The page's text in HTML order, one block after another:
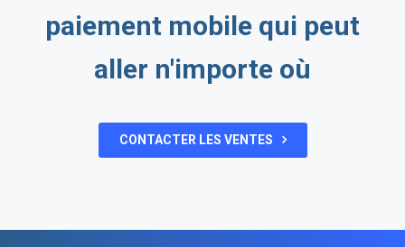
paiement mobile qui peut
aller n'importe où
CONTACTER LES VENTES